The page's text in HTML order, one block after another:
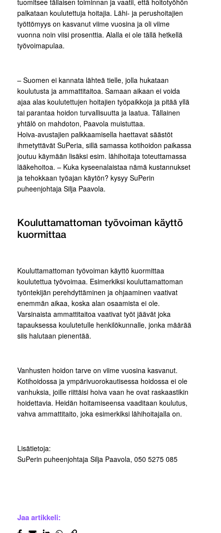
tuomitsee tällaisen toiminnan ja vaatii, että hoitotyöhön
palkataan koulutettuja hoitajia. Lähi- ja perushoitajien
työttömyys on kasvanut viime vuosina ja oli viime
vuonna noin viisi prosenttia. Alalla ei ole tällä hetkellä
työvoimapulaa.
– Suomen ei kannata lähteä tielle, jolla hukataan
koulutusta ja ammattitaitoa. Samaan aikaan ei voida
ajaa alas koulutettujen hoitajien työpaikkoja ja pitää yllä
tai parantaa hoidon turvallisuutta ja laatua. Tällainen
yhtälö on mahdoton, Paavola muistuttaa.
Hoiva-avustajien palkkaamisella haettavat säästöt
ihmetyttävät SuPeria, sillä samassa kotihoidon paikassa
joutuu käymään lisäksi esim. lähihoitaja toteuttamassa
lääkehoitoa. – Kuka kyseenalaistaa nämä kustannukset
ja tehokkaan työajan käytön? kysyy SuPerin
puheenjohtaja Silja Paavola.
Kouluttamattoman työvoiman käyttö
kuormittaa
Kouluttamattoman työvoiman käyttö kuormittaa
koulutettua työvoimaa. Esimerkiksi kouluttamattoman
työntekijän perehdyttäminen ja ohjaaminen vaativat
enemmän aikaa, koska alan osaamista ei ole.
Varsinaista ammattitaitoa vaativat työt jäävät joka
tapauksessa koulutetulle henkilökunnalle, jonka määrää
siis halutaan pienentää.
Vanhusten hoidon tarve on viime vuosina kasvanut.
Kotihoidossa ja ympärivuorokautisessa hoidossa ei ole
vanhuksia, joille riittäisi hoiva vaan he ovat raskaastikin
hoidettavia. Heidän hoitamiseensa vaaditaan koulutus,
vahva ammattitaito, joka esimerkiksi lähihoitajalla on.
Lisätietoja:
SuPerin puheenjohtaja Silja Paavola, 050 5275 085
Jaa artikkeli: